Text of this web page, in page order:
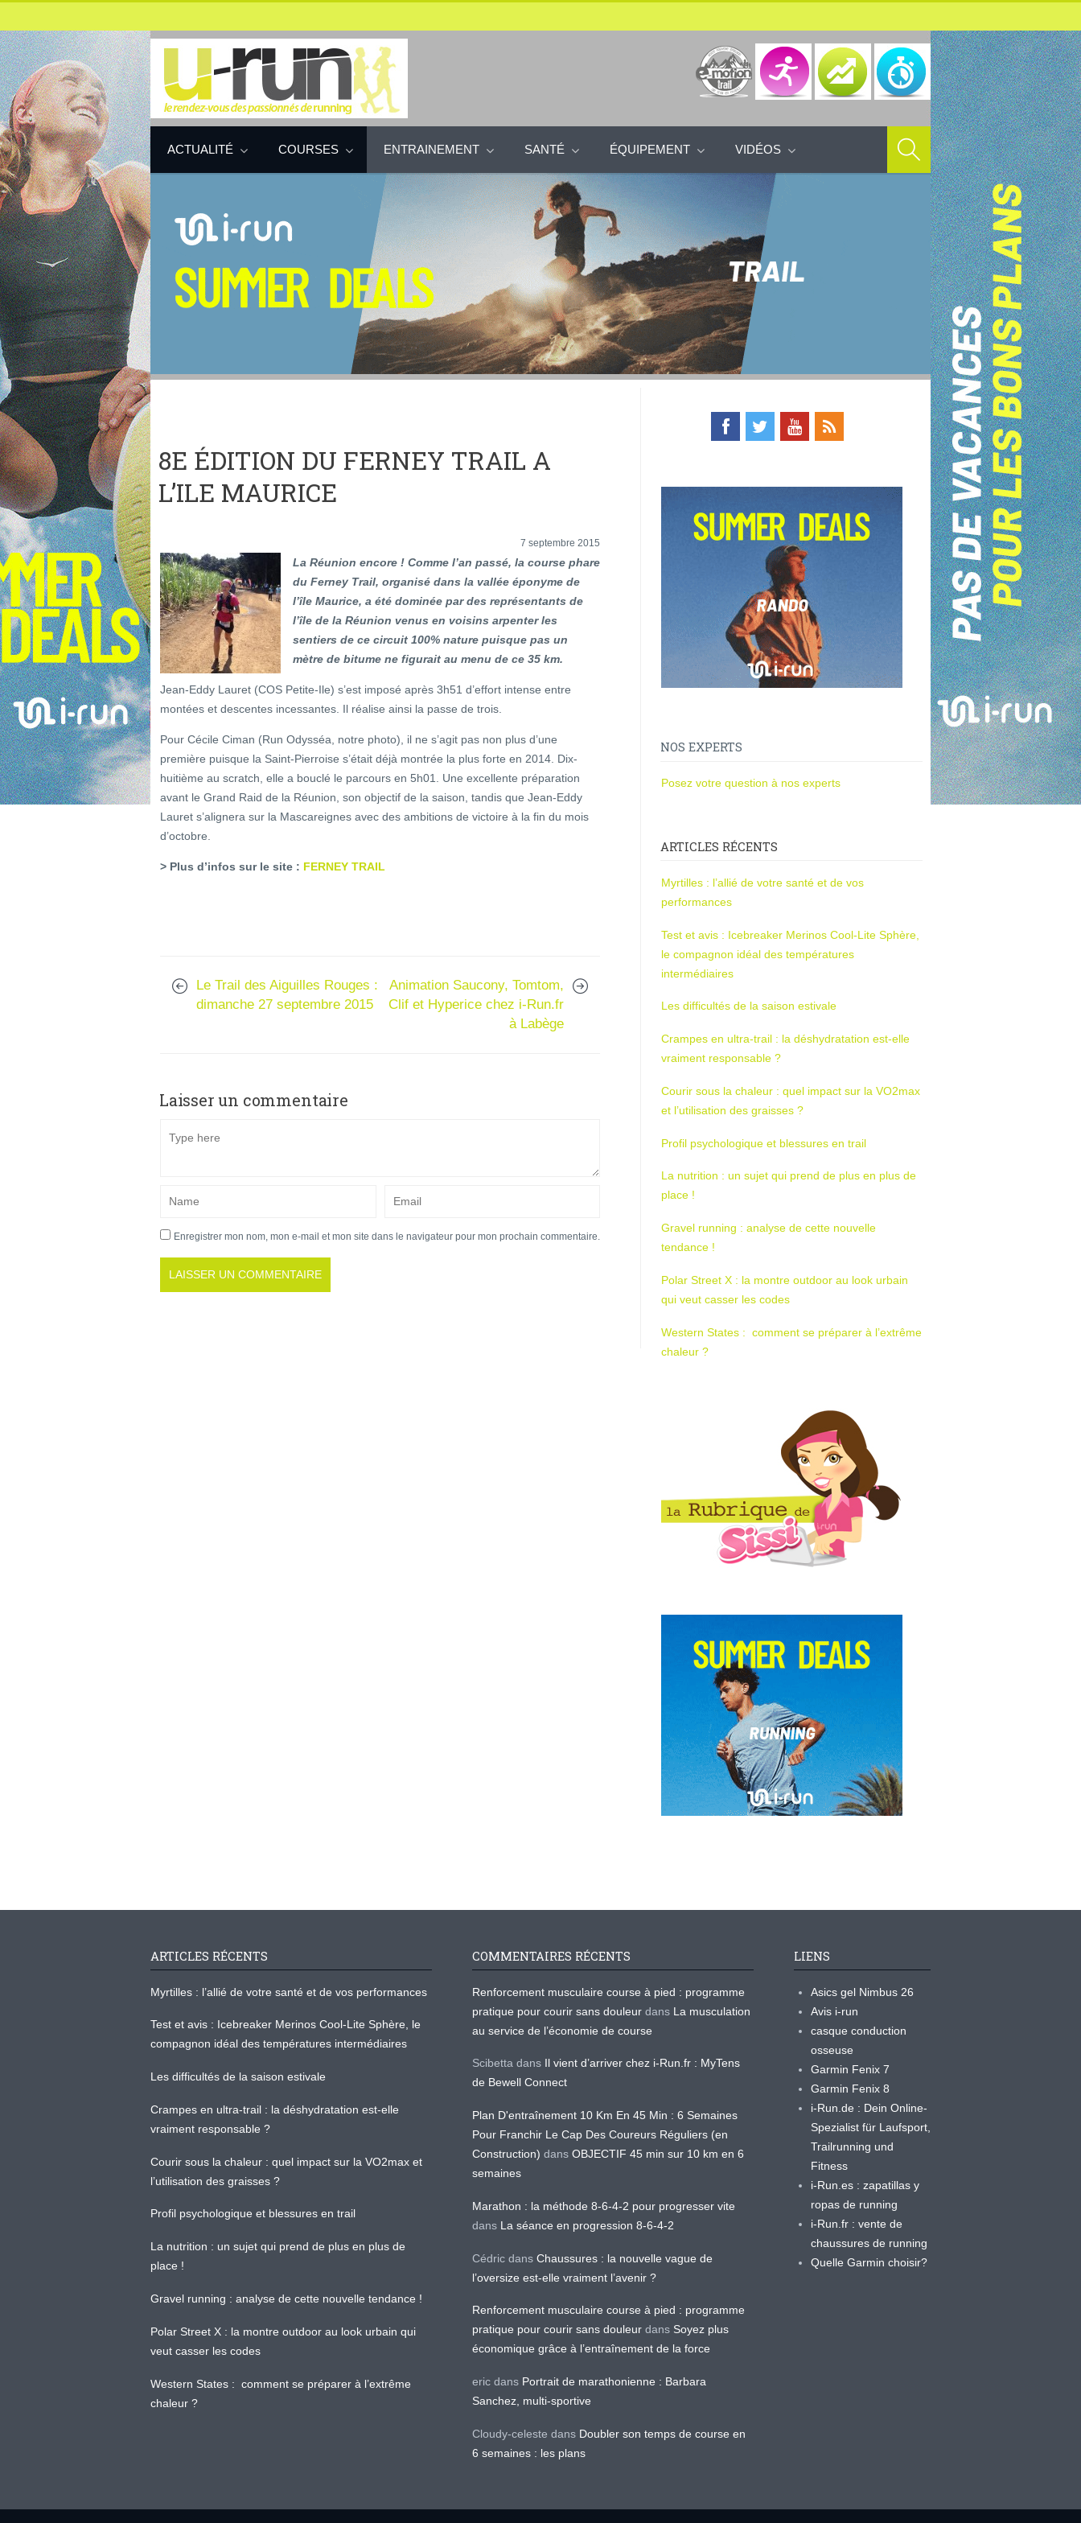
ACTUALITÉ COURSES ENTRAINEMENT SANTÉ ÉQUIPEMENT VIDÉOS
8E ÉDITION DU FERNEY TRAIL A
L’ILE MAURICE
7 septembre 2015
La Réunion encore ! Comme l’an passé, la course phare
du Ferney Trail, organisé dans la vallée éponyme de
l’île Maurice, a été dominée par des représentants de
l’île de la Réunion venus en voisins arpenter les
sentiers de ce circuit 100% nature puisque pas un
mètre de bitume ne figurait au menu de ce 35 km.
Jean-Eddy Lauret (COS Petite-Ile) s’est imposé après 3h51 d’effort intense entre
montées et descentes incessantes. Il réalise ainsi la passe de trois.
Pour Cécile Ciman (Run Odysséa, notre photo), il ne s’agit pas non plus d’une
première puisque la Saint-Pierroise s’était déjà montrée la plus forte en 2014. Dix-
huitième au scratch, elle a bouclé le parcours en 5h01. Une excellente préparation
avant le Grand Raid de la Réunion, son objectif de la saison, tandis que Jean-Eddy
Lauret s’alignera sur la Mascareignes avec des ambitions de victoire à la fin du mois
d’octobre.
> Plus d’infos sur le site : FERNEY TRAIL
Le Trail des Aiguilles Rouges :
dimanche 27 septembre 2015
Animation Saucony, Tomtom,
Clif et Hyperice chez i-Run.fr
à Labège
Laisser un commentaire
Enregistrer mon nom, mon e-mail et mon site dans le navigateur pour mon prochain commentaire.
NOS EXPERTS
Posez votre question à nos experts
ARTICLES RÉCENTS
Myrtilles : l’allié de votre santé et de vos
performances
Test et avis : Icebreaker Merinos Cool-Lite Sphère,
le compagnon idéal des températures
intermédiaires
Les difficultés de la saison estivale
Crampes en ultra-trail : la déshydratation est-elle
vraiment responsable ?
Courir sous la chaleur : quel impact sur la VO2max
et l’utilisation des graisses ?
Profil psychologique et blessures en trail
La nutrition : un sujet qui prend de plus en plus de
place !
Gravel running : analyse de cette nouvelle
tendance !
Polar Street X : la montre outdoor au look urbain
qui veut casser les codes
Western States : comment se préparer à l’extrême
chaleur ?
ARTICLES RÉCENTS
Myrtilles : l’allié de votre santé et de vos performances
Test et avis : Icebreaker Merinos Cool-Lite Sphère, le
compagnon idéal des températures intermédiaires
Les difficultés de la saison estivale
Crampes en ultra-trail : la déshydratation est-elle
vraiment responsable ?
Courir sous la chaleur : quel impact sur la VO2max et
l’utilisation des graisses ?
Profil psychologique et blessures en trail
La nutrition : un sujet qui prend de plus en plus de
place !
Gravel running : analyse de cette nouvelle tendance !
Polar Street X : la montre outdoor au look urbain qui
veut casser les codes
Western States : comment se préparer à l’extrême
chaleur ?
COMMENTAIRES RÉCENTS
Renforcement musculaire course à pied : programme
pratique pour courir sans douleur dans La musculation
au service de l’économie de course
Scibetta dans Il vient d’arriver chez i-Run.fr : MyTens
de Bewell Connect
Plan D'entraînement 10 Km En 45 Min : 6 Semaines
Pour Franchir Le Cap Des Coureurs Réguliers (en
Construction) dans OBJECTIF 45 min sur 10 km en 6
semaines
Marathon : la méthode 8-6-4-2 pour progresser vite
dans La séance en progression 8-6-4-2
Cédric dans Chaussures : la nouvelle vague de
l’oversize est-elle vraiment l’avenir ?
Renforcement musculaire course à pied : programme
pratique pour courir sans douleur dans Soyez plus
économique grâce à l’entraînement de la force
eric dans Portrait de marathonienne : Barbara
Sanchez, multi-sportive
Cloudy-celeste dans Doubler son temps de course en
6 semaines : les plans
LIENS
Asics gel Nimbus 26
Avis i-run
casque conduction
osseuse
Garmin Fenix 7
Garmin Fenix 8
i-Run.de : Dein Online-
Spezialist für Laufsport,
Trailrunning und
Fitness
i-Run.es : zapatillas y
ropas de running
i-Run.fr : vente de
chaussures de running
Quelle Garmin choisir?